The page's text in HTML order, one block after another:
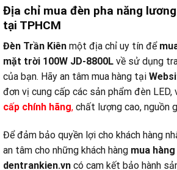
Địa chỉ mua đèn pha năng
tại TPHCM
Đèn Trần Kiên một địa chỉ uy tín để
mặt trời 100W JD-8800L về sử dụng
của bạn. Hãy an tâm mua hàng tại
đơn vị cung cấp các sản phẩm đèn LED,
cấp chính hãng, chất lượng cao, nguồn
Để đảm bảo quyền lợi cho khách hàng
an tâm cho những khách hàng mua
dentrankien.vn có cam kết bảo hành